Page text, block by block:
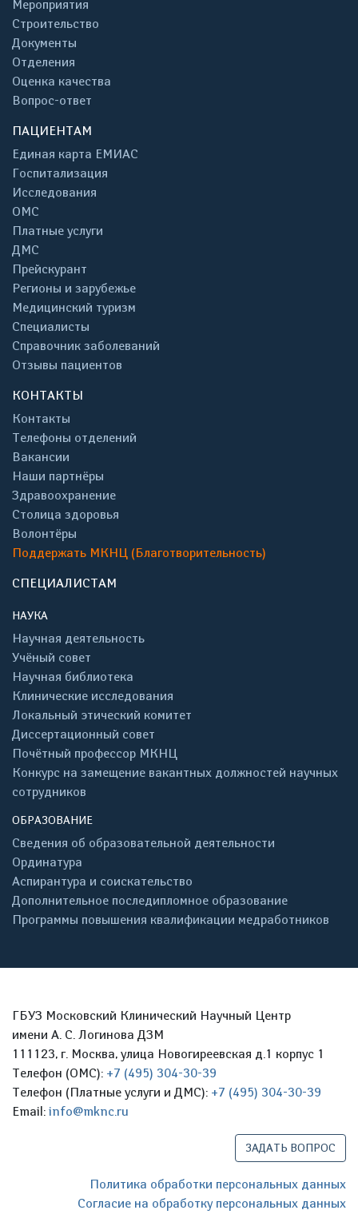
Мероприятия
Строительство
Документы
Отделения
Оценка качества
Вопрос-ответ
ПАЦИЕНТАМ
Единая карта ЕМИАС
Госпитализация
Исследования
ОМС
Платные услуги
ДМС
Прейскурант
Регионы и зарубежье
Медицинский туризм
Специалисты
Справочник заболеваний
Отзывы пациентов
КОНТАКТЫ
Контакты
Телефоны отделений
Вакансии
Наши партнёры
Здравоохранение
Столица здоровья
Волонтёры
Поддержать МКНЦ (Благотворительность)
СПЕЦИАЛИСТАМ
НАУКА
Научная деятельность
Учёный совет
Научная библиотека
Клинические исследования
Локальный этический комитет
Диссертационный совет
Почётный профессор МКНЦ
Конкурс на замещение вакантных должностей научных
сотрудников
ОБРАЗОВАНИЕ
Сведения об образовательной деятельности
Ординатура
Аспирантура и соискательство
Дополнительное последипломное образование
Программы повышения квалификации медработников
ГБУЗ Московский Клинический Научный Центр
имени А. С. Логинова ДЗМ
111123, г. Москва, улица Новогиреевская д.1 корпус 1
Телефон (ОМС): +7 (495) 304-30-39
Телефон (Платные услуги и ДМС): +7 (495) 304-30-39
Email: info@mknc.ru
ЗАДАТЬ ВОПРОС
Политика обработки персональных данных
Согласие на обработку персональных данных